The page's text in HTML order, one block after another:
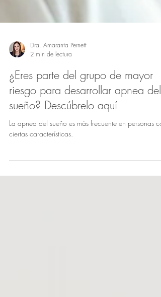
2 min de lectura
¿Eres parte del grupo de mayor
riesgo para desarrollar apnea del
sueño? Descúbrelo aquí